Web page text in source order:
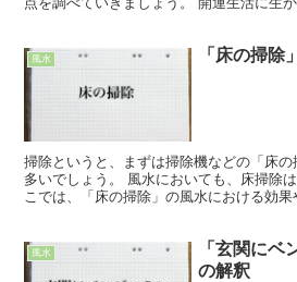
風水 「床の掃除
掃除というと、まずは掃除機などの「床
多いでしょう。 風水においても、床掃除
こでは、「床の掃除」の風水における効
風水
「玄関にベ
の解釈